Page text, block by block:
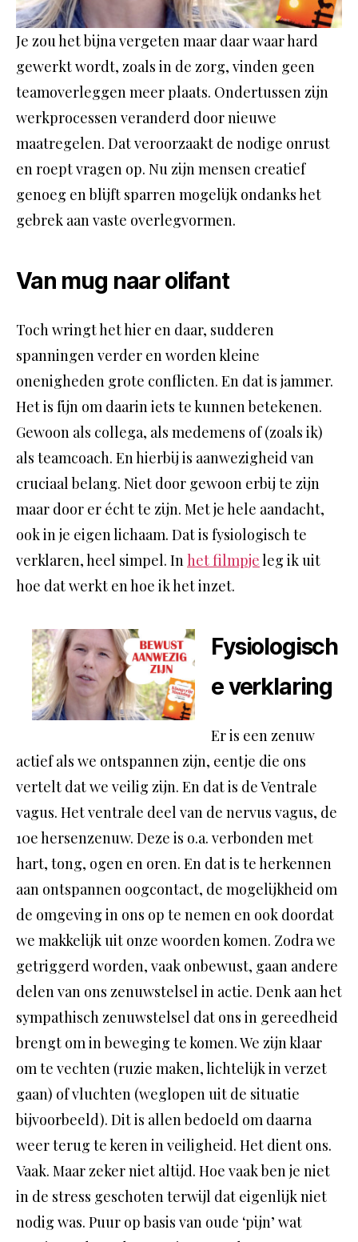
Je zou het bijna vergeten maar daar waar hard
gewerkt wordt, zoals in de zorg, vinden geen
teamoverleggen meer plaats. Ondertussen zijn
werkprocessen veranderd door nieuwe
maatregelen. Dat veroorzaakt de nodige onrust
en roept vragen op. Nu zijn mensen creatief
genoeg en blijft sparren mogelijk ondanks het
gebrek aan vaste overlegvormen.
Van mug naar olifant
Toch wringt het hier en daar, sudderen
spanningen verder en worden kleine
onenigheden grote conflicten. En dat is jammer.
Het is fijn om daarin iets te kunnen betekenen.
Gewoon als collega, als medemens of (zoals ik)
als teamcoach. En hierbij is aanwezigheid van
cruciaal belang. Niet door gewoon erbij te zijn
maar door er écht te zijn. Met je hele aandacht,
ook in je eigen lichaam. Dat is fysiologisch te
verklaren, heel simpel. In het filmpjeleg ik uit
hoe dat werkt en hoe ik het inzet.
Fysiologisch
e verklaring
Er is een zenuw
actief als we ontspannen zijn, eentje die ons
vertelt dat we veilig zijn. En dat is de Ventrale
vagus. Het ventrale deel van de nervus vagus, de
10e hersenzenuw. Deze is o.a. verbonden met
hart, tong, ogen en oren. En dat is te herkennen
aan ontspannen oogcontact, de mogelijkheid om
de omgeving in ons op te nemen en ook doordat
we makkelijk uit onze woorden komen. Zodra we
getriggerd worden, vaak onbewust, gaan andere
delen van ons zenuwstelsel in actie. Denk aan het
sympathisch zenuwstelsel dat ons in gereedheid
brengt om in beweging te komen. We zijn klaar
om te vechten (ruzie maken, lichtelijk in verzet
gaan) of vluchten (weglopen uit de situatie
bijvoorbeeld). Dit is allen bedoeld om daarna
weer terug te keren in veiligheid. Het dient ons.
Vaak. Maar zeker niet altijd. Hoe vaak ben je niet
in de stress geschoten terwijl dat eigenlijk niet
nodig was. Puur op basis van oude ‘pijn’ wat